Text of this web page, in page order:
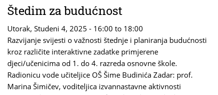
Štedim za budućnost
Utorak, Studeni 4, 2025 - 16:00 to 18:00
Razvijanje svijesti o važnosti štednje i planiranja budućnosti
kroz različite interaktivne zadatke primjerene
djeci/učenicima od 1. do 4. razreda osnovne škole.
Radionicu vode učiteljice OŠ Šime Budinića Zadar: prof.
Marina Šimičev, voditeljica izvannastavne aktivnosti